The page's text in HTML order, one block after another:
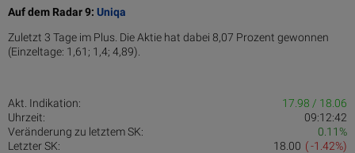
Auf dem Radar 9: Uniqa
Zuletzt 3 Tage im Plus. Die Aktie hat dabei 8,07 Prozent gewonnen
(Einzeltage: 1,61; 1,4; 4,89).
Akt. Indikation:
17.98 / 18.06
Uhrzeit:
09:12:42
Veränderung zu letztem SK:
0.11%
Letzter SK:
( -1.42%)
18.00